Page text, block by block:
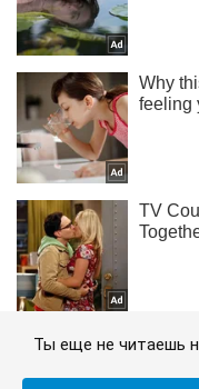
Ты еще не читаешь